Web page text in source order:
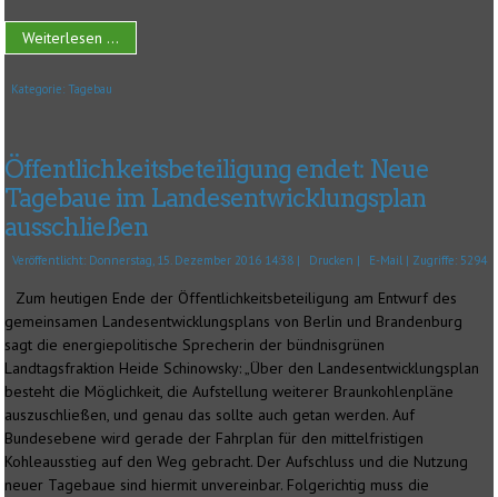
Weiterlesen ...
Kategorie:Tagebau
Öffentlichkeitsbeteiligung endet: Neue
Tagebaue im Landesentwicklungsplan
ausschließen
Veröffentlicht: Donnerstag, 15. Dezember 2016 14:38 | Drucken | E-Mail | Zugriffe: 5294
Zum heutigen Ende der Öffentlichkeitsbeteiligung am Entwurf des
gemeinsamen Landesentwicklungsplans von Berlin und Brandenburg
sagt die energiepolitische Sprecherin der bündnisgrünen
Landtagsfraktion Heide Schinowsky: „Über den Landesentwicklungsplan
besteht die Möglichkeit, die Aufstellung weiterer Braunkohlenpläne
auszuschließen, und genau das sollte auch getan werden. Auf
Bundesebene wird gerade der Fahrplan für den mittelfristigen
Kohleausstieg auf den Weg gebracht. Der Aufschluss und die Nutzung
neuer Tagebaue sind hiermit unvereinbar. Folgerichtig muss die